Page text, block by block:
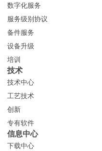
数字化服务
服务级别协议
备件服务
设备升级
培训
技术
技术中心
工艺技术
创新
专有软件
信息中心
下载中心